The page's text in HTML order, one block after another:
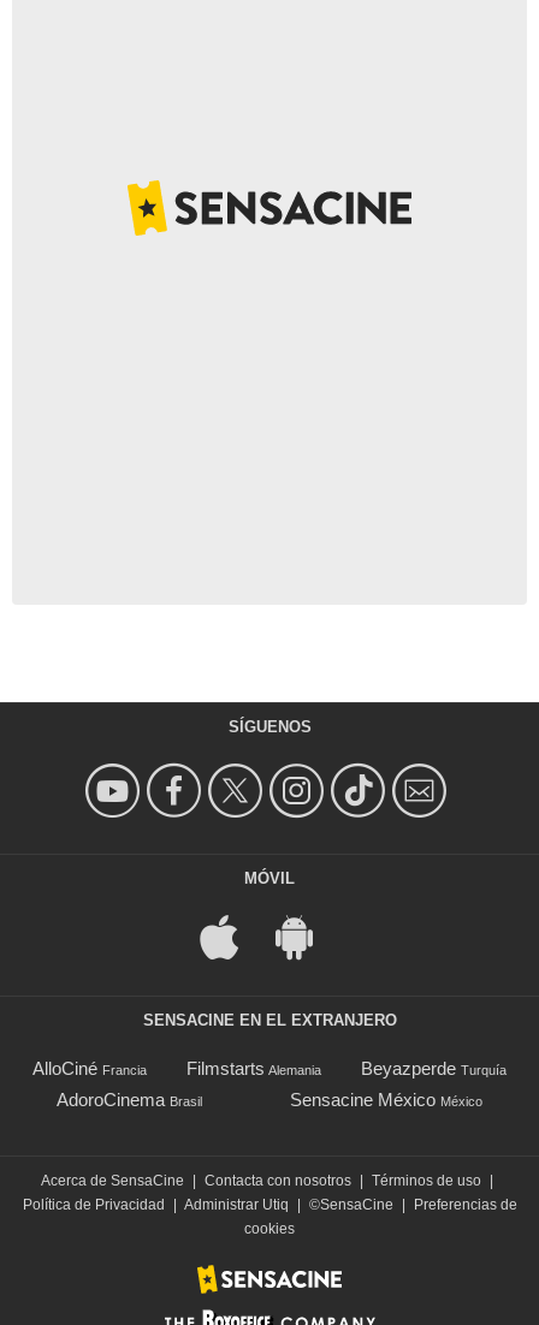
SÍGUENOS
MÓVIL
SENSACINE EN EL EXTRANJERO
AlloCiné Francia Filmstarts Alemania Beyazperde Turquía
AdoroCinema Brasil Sensacine México México
Acerca de SensaCine Contacta con nosotros Términos de uso
Política de Privacidad
Administrar Utiq ©SensaCine
Preferencias de
cookies